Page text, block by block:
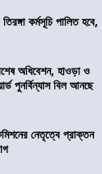
কর্মসূচি পালিত হবে,
অধিবেশন, হাওড়া ও
পুনর্বিন্যাস বিল আনছে
নেতৃত্বে প্রাক্তন